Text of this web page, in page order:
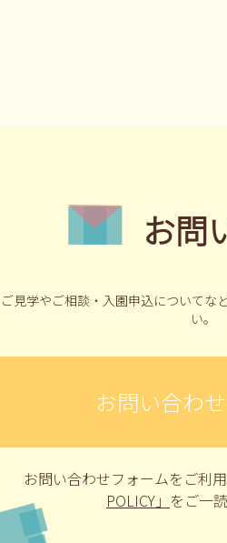
お問
ご見学やご相談・入園申込についてなど
い。
お問い合わ
お問い合わせフォームをご利用
POLICY」 をご一